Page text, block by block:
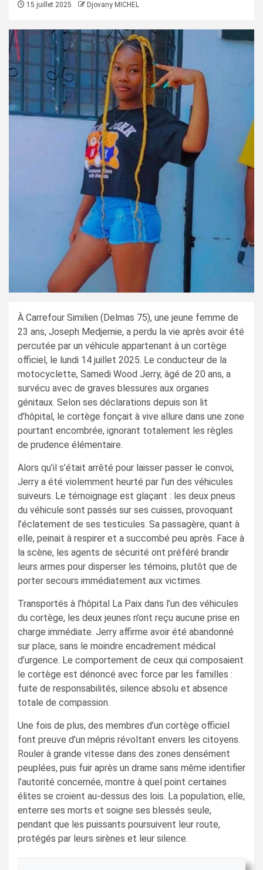
15 juillet 2025 Djovany MICHEL
À Carrefour Similien (Delmas 75), une jeune femme de
23 ans, Joseph Medjernie, a perdu la vie après avoir été
percutée par un véhicule appartenant à un cortège
officiel, le lundi 14 juillet 2025. Le conducteur de la
motocyclette, Samedi Wood Jerry, âgé de 20 ans, a
survécu avec de graves blessures aux organes
génitaux. Selon ses déclarations depuis son lit
d’hôpital, le cortège fonçait à vive allure dans une zone
pourtant encombrée, ignorant totalement les règles
de prudence élémentaire.
Alors qu’il s’était arrêté pour laisser passer le convoi,
Jerry a été violemment heurté par l’un des véhicules
suiveurs. Le témoignage est glaçant : les deux pneus
du véhicule sont passés sur ses cuisses, provoquant
l’éclatement de ses testicules. Sa passagère, quant à
elle, peinait à respirer et a succombé peu après. Face à
la scène, les agents de sécurité ont préféré brandir
leurs armes pour disperser les témoins, plutôt que de
porter secours immédiatement aux victimes.
Transportés à l’hôpital La Paix dans l’un des véhicules
du cortège, les deux jeunes n’ont reçu aucune prise en
charge immédiate. Jerry affirme avoir été abandonné
sur place, sans le moindre encadrement médical
d’urgence. Le comportement de ceux qui composaient
le cortège est dénoncé avec force par les familles :
fuite de responsabilités, silence absolu et absence
totale de compassion.
Une fois de plus, des membres d’un cortège officiel
font preuve d’un mépris révoltant envers les citoyens.
Rouler à grande vitesse dans des zones densément
peuplées, puis fuir après un drame sans même identifier
l’autorité concernée, montre à quel point certaines
élites se croient au-dessus des lois. La population, elle,
enterre ses morts et soigne ses blessés seule,
pendant que les puissants poursuivent leur route,
protégés par leurs sirènes et leur silence.